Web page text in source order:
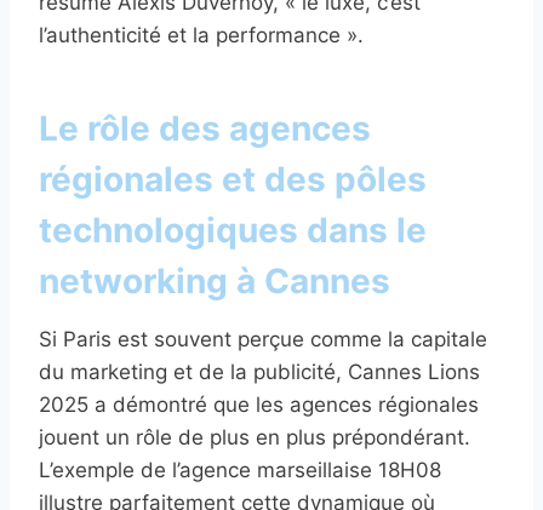
l’authenticité et la performance ».
Le rôle des agences
régionales et des pôles
technologiques dans le
networking à Cannes
Si Paris est souvent perçue comme la capitale
du marketing et de la publicité, Cannes Lions
2025 a démontré que les agences régionales
jouent un rôle de plus en plus prépondérant.
L’exemple de l’agence marseillaise 18H08
illustre parfaitement cette dynamique où